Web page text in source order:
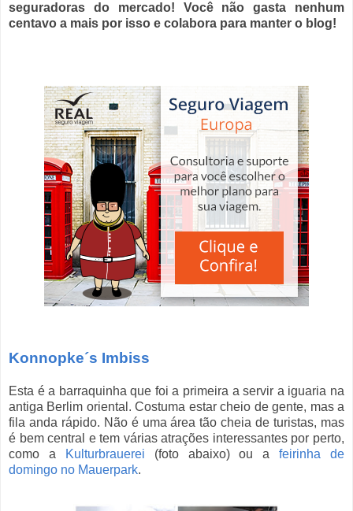
seguradoras do mercado! Você não gasta nenhum
centavo a mais por isso e colabora para manter o blog!
Konnopke´s Imbiss
Esta é a barraquinha que foi a primeira a servir a iguaria na
antiga Berlim oriental. Costuma estar cheio de gente, mas a
fila anda rápido. Não é uma área tão cheia de turistas, mas
é bem central e tem várias atrações interessantes por perto,
como a
Kulturbrauerei (foto abaixo) ou afeirinha de
domingo no Mauerpark.